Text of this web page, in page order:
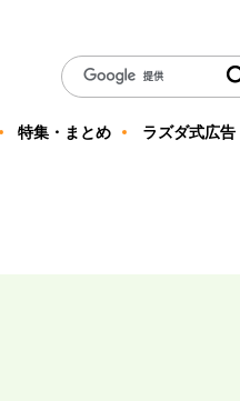
特集・まとめ ラズダ式広告